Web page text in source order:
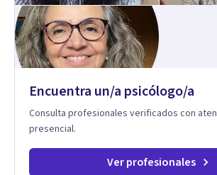
Encuentra un/a psicólogo/a
Consulta profesionales verificados con
presencial.
Ver profesionales